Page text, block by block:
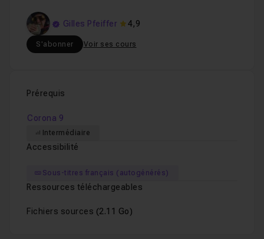
Gilles Pfeiffer 4,9
S'abonner Voir ses cours
Prérequis
Corona 9
Intermédiaire
Accessibilité
Sous-titres français (autogénérés)
Ressources téléchargeables
Fichiers sources (2.11 Go)